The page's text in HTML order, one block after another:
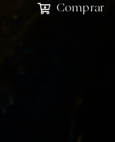
Comprar